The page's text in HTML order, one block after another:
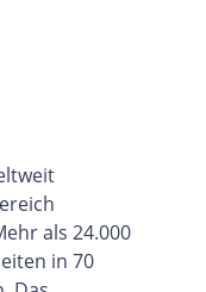
als 24.000
in 70